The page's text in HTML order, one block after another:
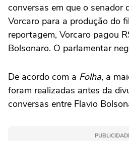
conversas em que o senador
Vorcaro para a produção do
reportagem, Vorcaro pagou
Bolsonaro. O parlamentar
De acordo com a Folha, a
foram realizadas antes da
conversas entre Flavio